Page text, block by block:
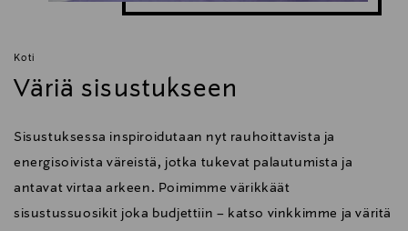
Koti
Väriä sisustukseen
Sisustuksessa inspiroidutaan nyt rauhoittavista ja
energisoivista väreistä, jotka tukevat palautumista ja
antavat virtaa arkeen. Poimimme värikkäät
sisustussuosikit joka budjettiin – katso vinkkimme ja väritä